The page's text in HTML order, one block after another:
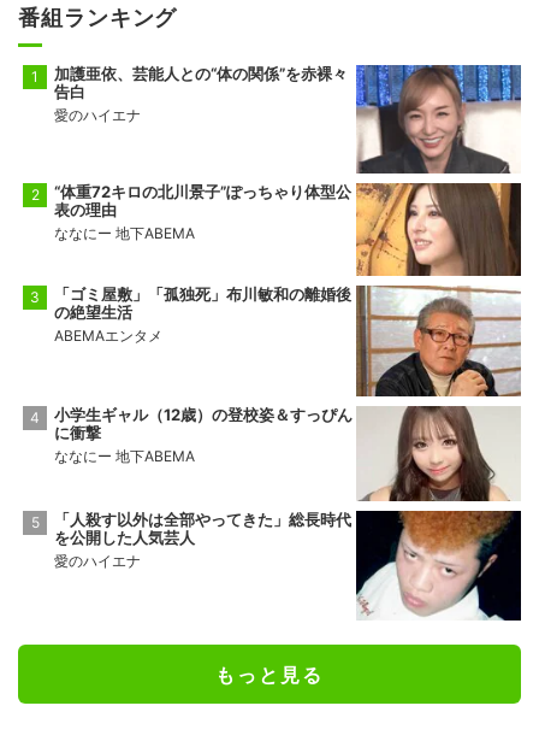
番組ランキング
加護亜依、芸能人との“体の関係”を赤裸々
告白
愛のハイエナ
“体重72キロの北川景子”ぽっちゃり体型公
表の理由
ななにー 地下ABEMA
「ゴミ屋敷」「孤独死」布川敏和の離婚後
の絶望生活
ABEMAエンタメ
小学生ギャル（12歳）の登校姿＆すっぴん
に衝撃
ななにー 地下ABEMA
「人殺す以外は全部やってきた」総長時代
を公開した人気芸人
愛のハイエナ
もっと見る